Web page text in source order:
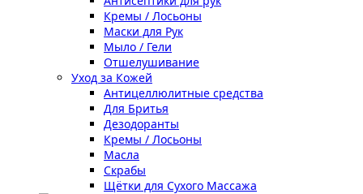
Кремы / Лосьоны
Маски для Рук
Мыло / Гели
Отшелушивание
Уход за Кожей
Антицеллюлитные средства
Для Бритья
Дезодоранты
Кремы / Лосьоны
Масла
Скрабы
Щётки для Сухого Массажа